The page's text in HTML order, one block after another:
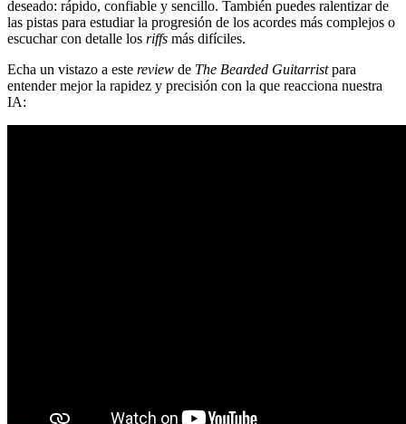
deseado: rápido, confiable y sencillo. También puedes ralentizar de
las pistas para estudiar la progresión de los acordes más complejos o
escuchar con detalle los riffs más difíciles.
Echa un vistazo a este review de The Bearded Guitarristpara
entender mejor la rapidez y precisión con la que reacciona nuestra
IA: